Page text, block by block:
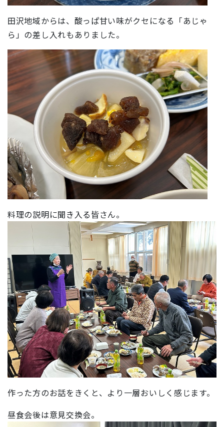
田沢地域からは、酸っぱ甘い味がクセになる「あじゃ
ら」の差し入れもありました。
料理の説明に聞き入る皆さん。
作った方のお話をきくと、より一層おいしく感じます。
昼食会後は意見交換会。